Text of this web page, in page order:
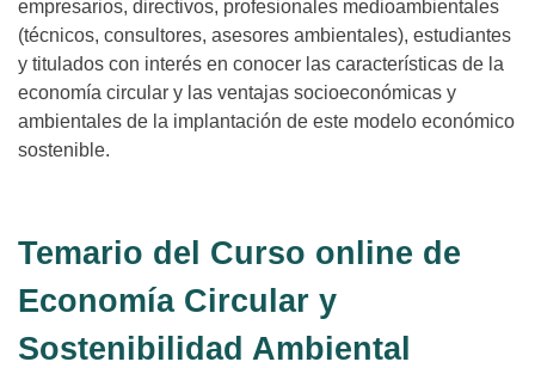
empresarios, directivos, profesionales medioambientales
(técnicos, consultores, asesores ambientales), estudiantes
y titulados con interés en conocer las características de la
economía circular y las ventajas socioeconómicas y
ambientales de la implantación de este modelo económico
sostenible.
Temario del Curso online de
Economía Circular y
Sostenibilidad Ambiental